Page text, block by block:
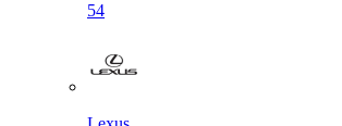
54